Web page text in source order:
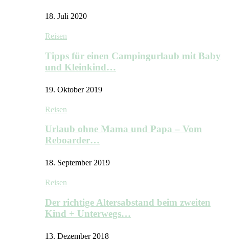
18. Juli 2020
Reisen
Tipps für einen Campingurlaub mit Baby
und Kleinkind…
19. Oktober 2019
Reisen
Urlaub ohne Mama und Papa – Vom
Reboarder…
18. September 2019
Reisen
Der richtige Altersabstand beim zweiten
Kind + Unterwegs…
13. Dezember 2018